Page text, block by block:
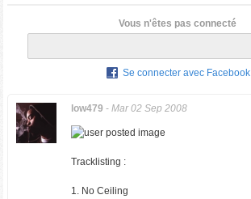
Vous n'êtes pas connecté
Se connecter avec Facebook
low479 - Mar 02 Sep 2008
Tracklisting :
1. No Ceiling